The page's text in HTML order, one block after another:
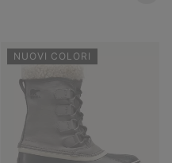
NUOVI COLORI